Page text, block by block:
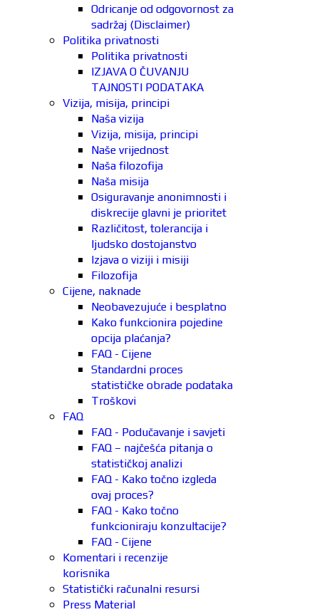
Odricanje od odgovornost za
sadržaj (Disclaimer)
Politika privatnosti
Politika privatnosti
IZJAVA O ČUVANJU
TAJNOSTI PODATAKA
Vizija, misija, principi
Naša vizija
Vizija, misija, principi
Naše vrijednost
Naša filozofija
Naša misija
Osiguravanje anonimnosti i
diskrecije glavni je prioritet
Različitost, tolerancija i
ljudsko dostojanstvo
Izjava o viziji i misiji
Filozofija
Cijene, naknade
Neobavezujuće i besplatno
Kako funkcionira pojedine
opcija plaćanja?
FAQ - Cijene
Standardni proces
statističke obrade podataka
Troškovi
FAQ
FAQ - Podučavanje i savjeti
FAQ – najčešća pitanja o
statističkoj analizi
FAQ - Kako točno izgleda
ovaj proces?
FAQ - Kako točno
funkcioniraju konzultacije?
FAQ - Cijene
Komentari i recenzije
korisnika
Statistički računalni resursi
Press Material